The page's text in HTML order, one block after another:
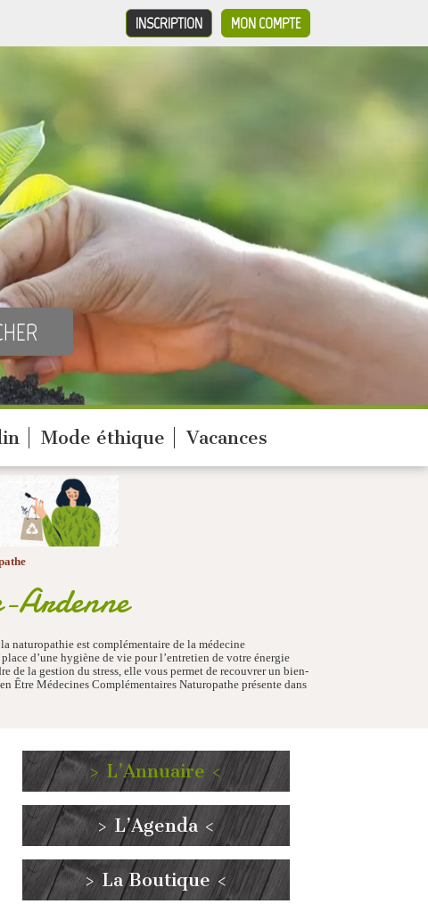
MON COMPTE
INSCRIPTION
Mode éthique Vacances
Ardenne
naturopathie est complémentaire de la médecine
d’une hygiène de vie pour l’entretien de votre énergie
de la gestion du stress, elle vous permet de recouvrer un bien-
Être Médecines Complémentaires Naturopathe présente dans
> L’Annuaire <
> L’Agenda <
> La Boutique <